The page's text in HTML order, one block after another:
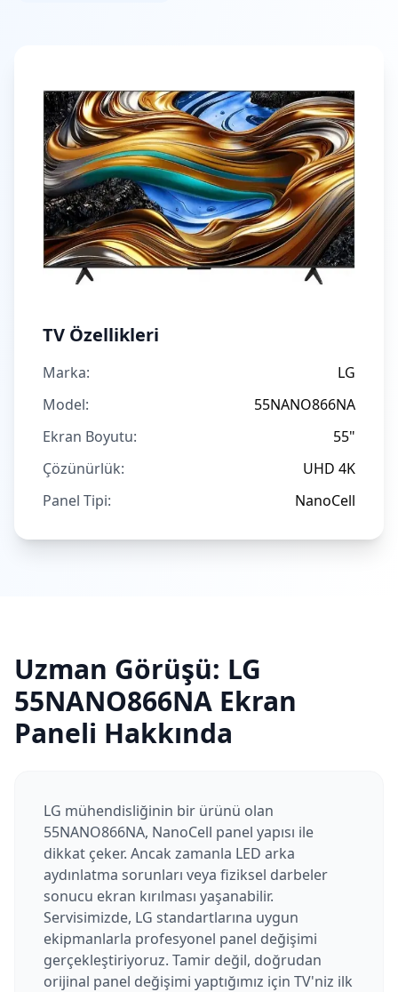
TV Özellikleri
Marka:
LG
Model:
55NANO866NA
Ekran Boyutu:
55"
Çözünürlük:
UHD 4K
Panel Tipi:
NanoCell
Uzman Görüşü: LG
55NANO866NA Ekran
Paneli Hakkında
LG mühendisliğinin bir ürünü olan
55NANO866NA, NanoCell panel yapısı ile
dikkat çeker. Ancak zamanla LED arka
aydınlatma sorunları veya fiziksel darbeler
sonucu ekran kırılması yaşanabilir.
Servisimizde, LG standartlarına uygun
ekipmanlarla profesyonel panel değişimi
gerçekleştiriyoruz. Tamir değil, doğrudan
orijinal panel değişimi yaptığımız için TV'niz ilk